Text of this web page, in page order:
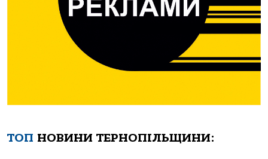
ТОП НОВИНИ ТЕРНОПІЛЬЩИНИ: